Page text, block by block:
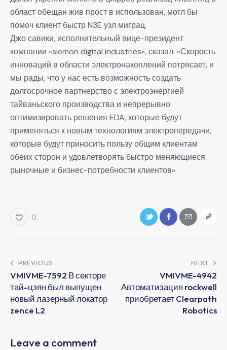
област обещан жив прост в использован, могл бы
помоч клиент быстр N3E узл миграц.
Джо савики, исполнительный вице-президент
компании «siemon digital industries», сказал: «Скорость
инноваций в области электронакоплений потрясает, и
мы рады, что у нас есть возможность создать
долгосрочное партнерство с электроэнергией
тайваньского производства и непрерывно
оптимизировать решения EDA, которые будут
применяться к новым технологиям электропередачи,
которые будут приносить пользу общим клиентам
обеих сторон и удовлетворять быстро меняющиеся
рыночные и бизнес-потребности клиентов».
0
PREVIOUS
VMIVME-7592 В секторе
тай-цзян был выпущен
новый лазерный локатор
zence L2
NEXT
VMIVME-4942
Автоматизация rockwell
приобретает Clearpath
Robotics
Leave a comment